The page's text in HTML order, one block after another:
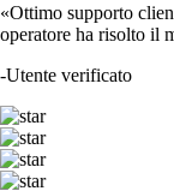
«Ottimo supporto
operatore ha risolto il
-Utente verificato